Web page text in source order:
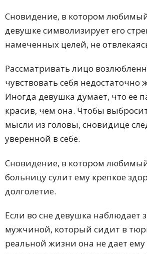
Сновидение, в котором
девушке символизирует его
намеченных целей, не
Рассматривать лицо
чувствовать себя недостаточно
Иногда девушка думает, что ее
красив, чем она. Чтобы
мысли из головы, сновидице
уверенной в себе.
Сновидение, в котором
больницу сулит ему крепкое
долголетие.
Если во сне девушка наблюдает
мужчиной, который сидит в
реальной жизни она не дает